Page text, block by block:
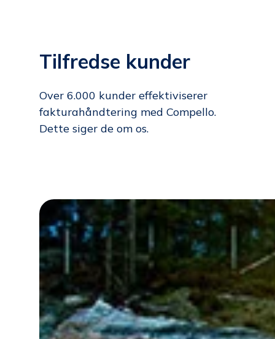
Tilfredse kunder
Over 6.000 kunder effektiviserer
fakturahåndtering med Compello.
Dette siger de om os.